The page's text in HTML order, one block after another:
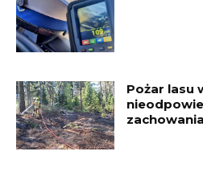
Pożar lasu